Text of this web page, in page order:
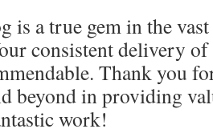
is a true gem in the
consistent delivery
Thank you
beyond in providing
work!